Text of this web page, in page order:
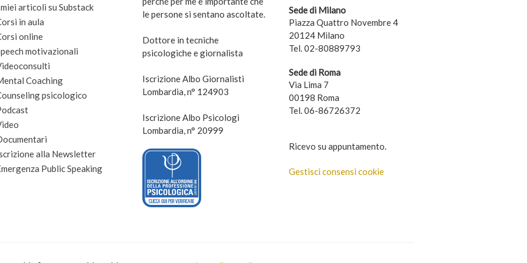
articoli su Substack
in aula
online
motivazionali
Coaching
psicologico
alla Newsletter
Public Speaking
le persone si sentano ascoltate.
Dottore in tecniche
psicologiche e giornalista
Iscrizione Albo Giornalisti
Lombardia, n° 124903
Iscrizione Albo Psicologi
Lombardia, n° 20999
Sede di Milano
Piazza Quattro Novembre 4
20124 Milano
Tel. 02-80889793
Sede di Roma
Via Lima 7
00198 Roma
Tel. 06-86726372
Ricevo su appuntamento.
Gestisci consensi cookie